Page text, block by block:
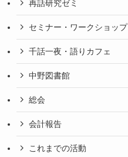
再話研究ゼミ
セミナー・ワークショップ
千話一夜・語りカフェ
中野図書館
総会
会計報告
これまでの活動